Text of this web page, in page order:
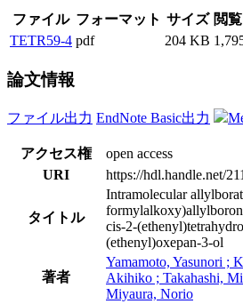
ファイル フォーマット サイズ 閲
TETR59-4 pdf 204 KB
論文情報
ファイル出力 EndNote Basic出力
アクセス権
open access
URI
https://hdl.handle.net/
タイトル
Intramolecular
cis-2-
(ethenyl)oxepan-3-ol
著者
Yamamoto, Yasunori ;
Akihiko ; Takahashi,
Miyaura, Norio